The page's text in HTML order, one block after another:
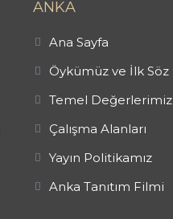
ANKA
Ana Sayfa
Öykümüz ve İlk Söz
Temel Değerlerimiz
Çalışma Alanları
Yayın Politikamız
Anka Tanıtım Filmi